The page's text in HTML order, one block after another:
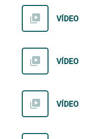
VÍDEO
VÍDEO
VÍDEO